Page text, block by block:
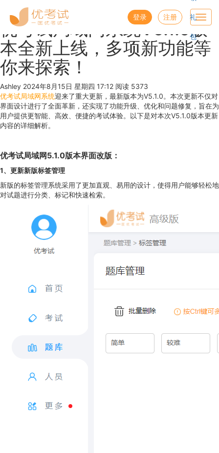
登录 注册 礼
包
优考试局域网系统V5.1.0版
本全新上线，多项新功能等
你来探索！
Ashley 2024年8月15日 星期四 17:12 阅读 5373
优考试局域网系统迎来了重大更新，最新版本为V5.1.0。本次更新不仅对
界面设计进行了全面革新，还实现了功能升级、优化和问题修复，旨在为
用户提供更智能、高效、便捷的考试体验。以下是对本次V5.1.0版本更新
内容的详细解析。
优考试局域网5.1.0版本界面改版 ：
1、更新新版标签管理
新版的标签管理系统采用了更加直观、易用的设计，使得用户能够轻松地
对试题进行分类、标记和快速检索。